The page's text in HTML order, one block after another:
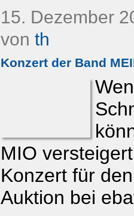
15. Dezember
von th
Konzert der Band
MIO
Konzert für
Auktion bei